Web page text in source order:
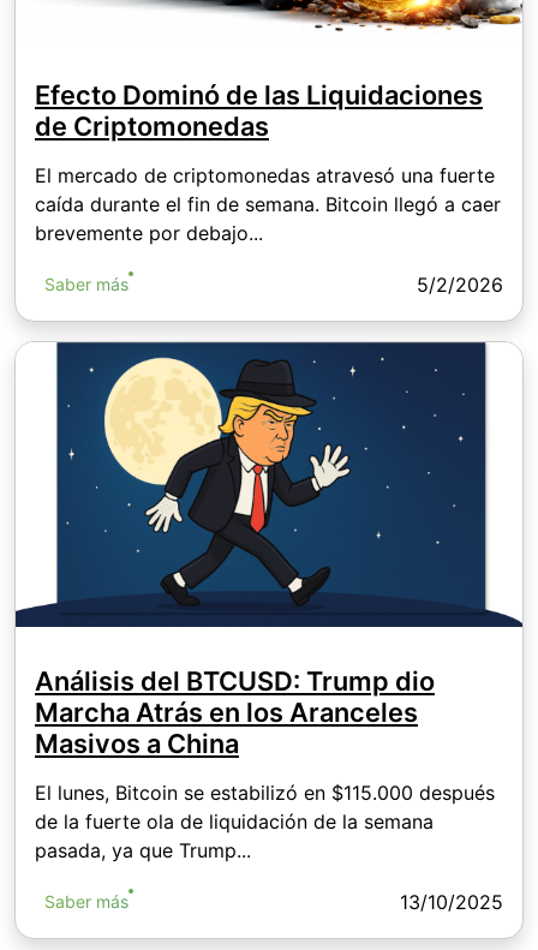
Efecto Dominó de las Liquidaciones
de Criptomonedas
El mercado de criptomonedas atravesó una fuerte
caída durante el fin de semana. Bitcoin llegó a caer
brevemente por debajo...
Saber más 5/2/2026
Análisis del BTCUSD: Trump dio
Marcha Atrás en los Aranceles
Masivos a China
El lunes, Bitcoin se estabilizó en $115.000 después
de la fuerte ola de liquidación de la semana
pasada, ya que Trump...
Saber más 13/10/2025